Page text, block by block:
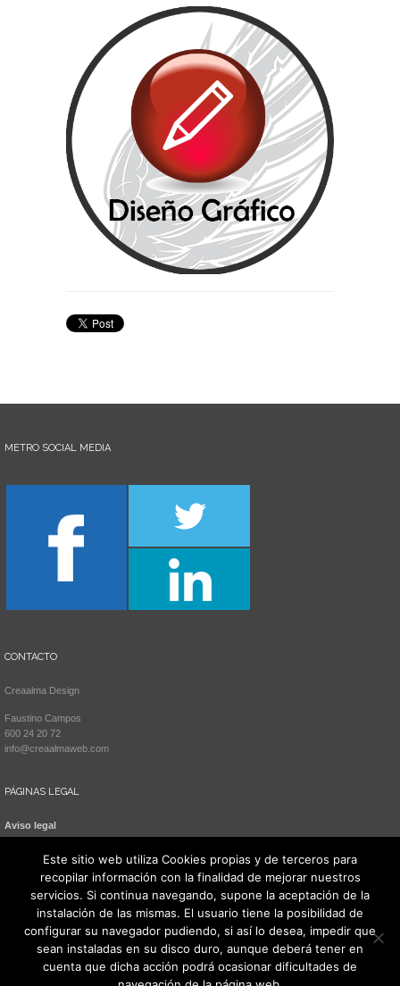
METRO SOCIAL MEDIA
CONTACTO
Creaalma Design
Faustino Campos
600 24 20 72
info@creaalmaweb.com
PÁGINAS LEGAL
Aviso legal
Política de cookies
Este sitio web utiliza Cookies propias y de terceros para
recopilar información con la finalidad de mejorar nuestros
servicios. Si continua navegando, supone la aceptación de la
instalación de las mismas. El usuario tiene la posibilidad de
configurar su navegador pudiendo, si así lo desea, impedir que
sean instaladas en su disco duro, aunque deberá tener en
cuenta que dicha acción podrá ocasionar dificultades de